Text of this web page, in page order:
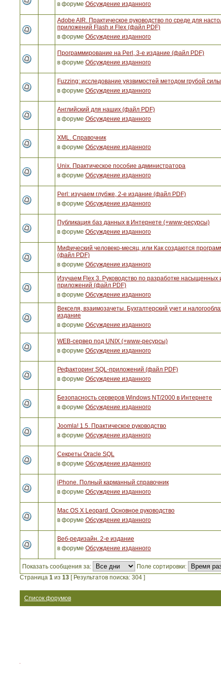
в форуме Обсуждение изданного
Adobe AIR. Практическое руководство по среде для
приложений Flash и Flex (файл PDF)
в форуме Обсуждение изданного
Программирование на Perl, 3-е издание (файл PDF)
в форуме Обсуждение изданного
Fuzzing: исследование уязвимостей методом грубой
в форуме Обсуждение изданного
Английский для наших (файл PDF)
в форуме Обсуждение изданного
XML. Справочник
в форуме Обсуждение изданного
Unix. Практическое пособие администратора
в форуме Обсуждение изданного
Perl: изучаем глубже, 2-е издание (файл PDF)
в форуме Обсуждение изданного
Публикация баз данных в Интернете (+www-ресурсы)
в форуме Обсуждение изданного
Мифический человеко-месяц, или Как создаются
(файл PDF)
в форуме Обсуждение изданного
Изучаем Flex 3. Руководство по разработке насыщенных
приложений (файл PDF)
в форуме Обсуждение изданного
Векселя, взаимозачеты. Бухгалтерский учет и
издание
в форуме Обсуждение изданного
WEB-сервер под UNIX (+www-ресурсы)
в форуме Обсуждение изданного
Рефакторинг SQL-приложений (файл PDF)
в форуме Обсуждение изданного
Безопасность серверов Windows NT/2000 в Интернете
в форуме Обсуждение изданного
Joomla! 1.5. Практическое руководство
в форуме Обсуждение изданного
Секреты Oracle SQL
в форуме Обсуждение изданного
iPhone. Полный карманный справочник
в форуме Обсуждение изданного
Mac OS X Leopard. Основное руководство
в форуме Обсуждение изданного
Веб-редизайн. 2-е издание
в форуме Обсуждение изданного
Показать сообщения за:
Поле сортировки:
Страница 1 из 13 [ Результатов поиска: 304 ]
Список форумов